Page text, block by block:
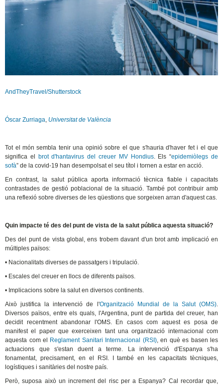
AndTheyTravel/Shutterstock
Óscar Zurriaga, Universitat de València
Tot el món sembla tenir una opinió sobre el que s'hauria d'haver fet i el que
significa el brot d'hantavirus del creuer MV Hondius. Els “epidemiòlegs de
sofà” de la covid-19 han desempolsat el seu títol i tornen a estar en acció.
En contrast, la salut pública aporta informació tècnica fiable i capacitats
contrastades de gestió poblacional de la situació. També pot contribuir amb
una reflexió sobre diverses de les qüestions que sorgeixen arran d'aquest cas.
Quin impacte té des del punt de vista de la salut pública aquesta situació?
Des del punt de vista global, ens trobem davant d'un brot amb implicació en
múltiples països:
• Nacionalitats diverses de passatgers i tripulació.
• Escales del creuer en llocs de diferents països.
• Implicacions sobre la salut en diversos continents.
Això justifica la intervenció de l'Organització Mundial de la Salut (OMS)
Diversos països, entre els quals, l'Argentina, punt de partida del creuer, han
decidit recentment abandonar l'OMS. En casos com aquest es posa de
manifest el paper que exerceixen tant una organització internacional com
aquesta com el Reglament Sanitari Internacional (RSI), en què es basen les
actuacions que s'estan duent a terme. La intervenció d'Espanya s'ha
fonamentat, precisament, en el RSI. I també en les capacitats tècniques,
logístiques i sanitàries del nostre país.
Però, suposa això un increment del risc per a Espanya? Cal recordar que,